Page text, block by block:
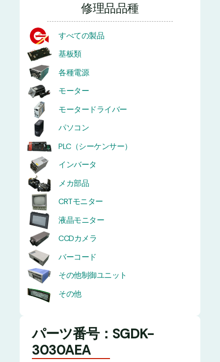
修理品品種
すべての製品
基板類
各種電源
モーター
モータードライバー
パソコン
PLC（シーケンサー）
インバータ
メカ部品
CRTモニター
液晶モニター
CCDカメラ
バーコード
その他制御ユニット
その他
パーツ番号：SGDK-
3030AEA